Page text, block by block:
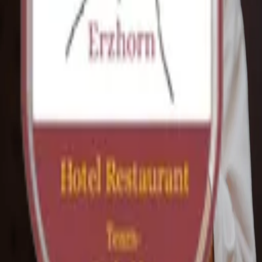
Welkom in ons hotel. Hier vindt u alle informatie die u
nodig heeftötigen.
Beoordeel ons op
TripAdvisor
https://www.tripadvisor.nl/Hotel_Review-g188087-
d1516971-Reviews-Hotel_Erzhorn-
Arosa_Canton_of_Graubunden_Swiss_Alps.html